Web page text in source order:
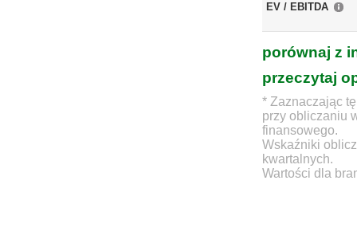
EV / EBITDA
porównaj z
przeczytaj
* Zaznaczając
przy obliczaniu
finansowego.
Wskaźniki
kwartalnych.
Wartości dla